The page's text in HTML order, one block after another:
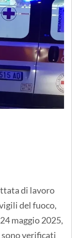
di lavoro
del fuoco,
maggio 2025,
sono verificati